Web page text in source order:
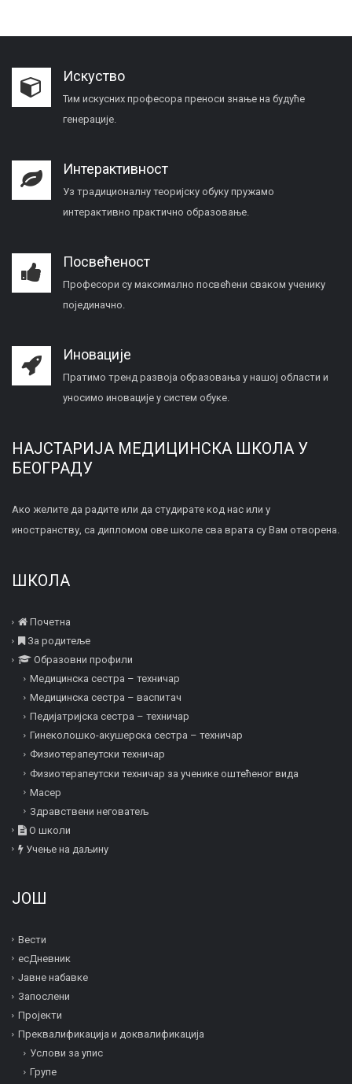
Искуство
Тим искусних професора преноси знање на будуће
генерације.
Интерактивност
Уз традиционалну теоријску обуку пружамо
интерактивно практично образовање.
Посвећеност
Професори су максимално посвећени сваком ученику
појединачно.
Иновације
Пратимо тренд развоја образовања у нашој области и
уносимо иновације у систем обуке.
НАЈСТАРИЈА МЕДИЦИНСКА ШКОЛА У
БЕОГРАДУ
Ако желите да радите или да студирате код нас или у
иностранству, са дипломом ове школе сва врата су Вам отворена.
ШКОЛА
Почетна
За родитеље
Образовни профили
Медицинска сестра – техничар
Медицинска сестра – васпитач
Педијатријска сестра – техничар
Гинеколошко-акушерска сестра – техничар
Физиотерапеутски техничар
Физиотерапеутски техничар за ученике оштећеног вида
Mасер
Здравствени неговатељ
О школи
Учење на даљину
ЈОШ
Вести
есДневник
Јавне набавке
Запослени
Пројекти
Преквалификација и дoквалификација
Услови за упис
Групе